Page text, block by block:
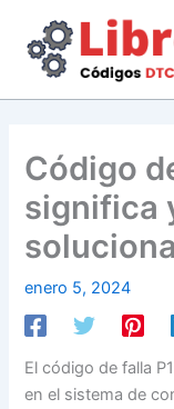
contenido
Código
significa
enero 5, 2024
El código de falla
en el sistema de